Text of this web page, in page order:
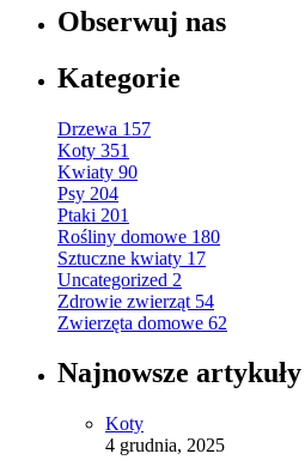
Obserwuj nas
Kategorie
Drzewa 157
Koty 351
Kwiaty 90
Psy 204
Ptaki 201
Rośliny domowe 180
Sztuczne kwiaty 17
Uncategorized 2
Zdrowie zwierząt 54
Zwierzęta domowe 62
Najnowsze artykuły
Koty
4 grudnia, 2025